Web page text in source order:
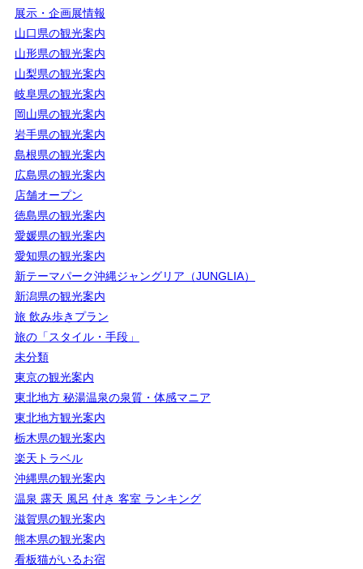
展示・企画展情報
山口県の観光案内
山形県の観光案内
山梨県の観光案内
岐阜県の観光案内
岡山県の観光案内
岩手県の観光案内
島根県の観光案内
広島県の観光案内
店舗オープン
徳島県の観光案内
愛媛県の観光案内
愛知県の観光案内
新テーマパーク沖縄ジャングリア（JUNGLIA）
新潟県の観光案内
旅 飲み歩きプラン
旅の「スタイル・手段」
未分類
東京の観光案内
東北地方 秘湯温泉の泉質・体感マニア
東北地方観光案内
栃木県の観光案内
楽天トラベル
沖縄県の観光案内
温泉 露天 風呂 付き 客室 ランキング
滋賀県の観光案内
熊本県の観光案内
看板猫がいるお宿